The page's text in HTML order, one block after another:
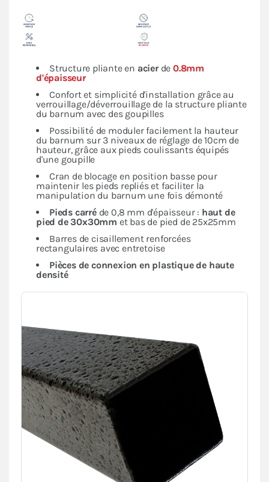
Structure pliante en acier de0.8mm
d'épaisseur
Confort et simplicité d'installation grâce au
verrouillage/déverrouillage de la structure pliante
du barnum avec des goupilles
Possibilité de moduler facilement la hauteur
du barnum sur 3 niveaux de réglage de 10cm de
hauteur, grâce aux pieds coulissants équipés
d'une goupille
Cran de blocage en position basse pour
maintenir les pieds repliés et faciliter la
manipulation du barnum une fois démonté
Pieds carréde 0,8 mm d'épaisseur : haut de
pied de 30x30mm et bas de pied de 25x25mm
Barres de cisaillement renforcées
rectangulaires avec entretoise
Pièces de connexion en plastique de haute
densité